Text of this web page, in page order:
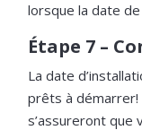
lorsque la date
Étape 7 –
La date
prêts à démarrer!
s’assureront que